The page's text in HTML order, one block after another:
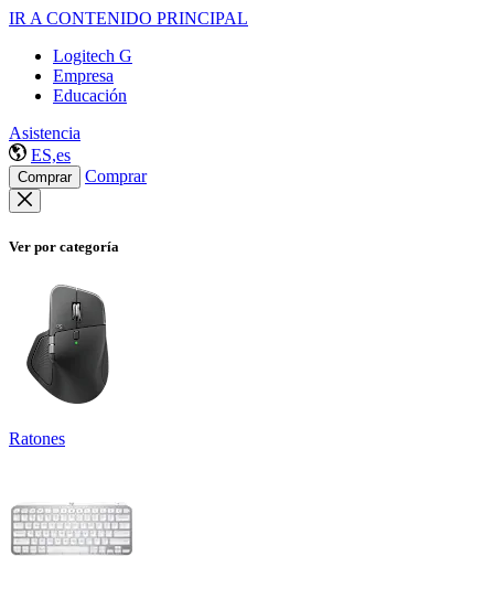
IR A CONTENIDO PRINCIPAL
Logitech G
Empresa
Educación
Asistencia
ES,es
Comprar Comprar
Ver por categoría
Ratones